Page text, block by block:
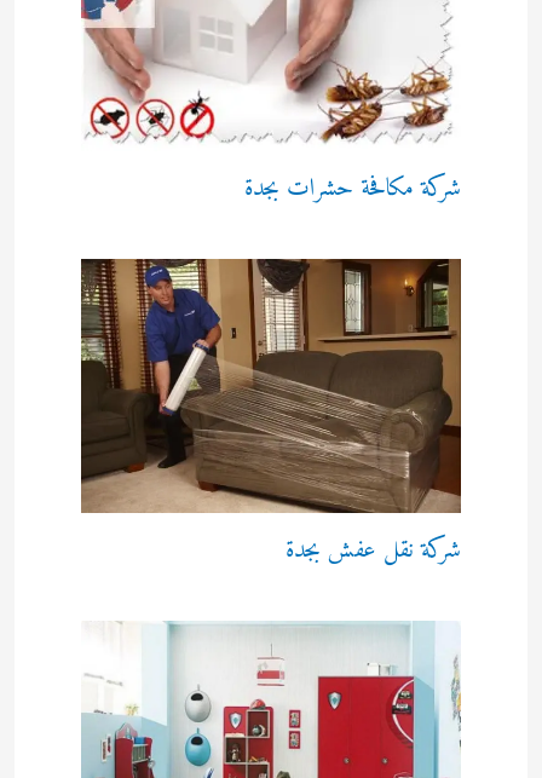
شركة مكافحة حشرات بجدة
شركة نقل عفش بجدة